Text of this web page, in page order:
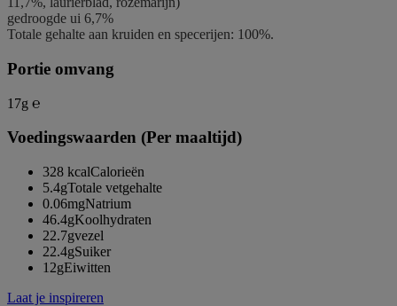
gedroogde ui 6,7%
Totale gehalte aan kruiden en specerijen: 100%.
Portie omvang
17g ℮
Voedingswaarden (Per maaltijd)
328 kcalCalorieën
5.4gTotale vetgehalte
0.06mgNatrium
46.4gKoolhydraten
22.7gvezel
22.4gSuiker
12gEiwitten
Laat je inspireren